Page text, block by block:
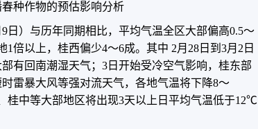
种作物的预估影响分析
日）与历年同期相比，平均气温全区大部偏高0.5～
倍以上，桂西偏少4～6成。其中 2月28日到3月2日
有回南潮湿天气；3日开始受冷空气影响，桂东部
雷暴大风等强对流天气，各地气温将下降8～
中等大部地区将出现3天以上日平均气温低于12℃